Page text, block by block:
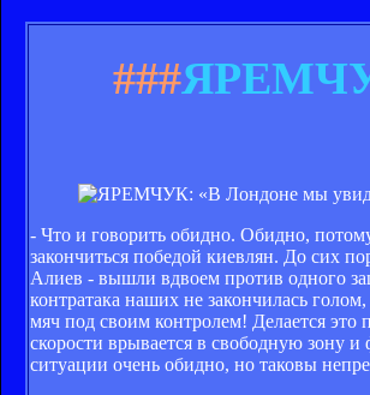
###
- Что и говорить обидно. Обидно,
закончиться победой киевлян. До сих
Алиев - вышли вдвоем против одного
контратака наших не закончилась
мяч под своим контролем! Делается это
скорости врывается в свободную зону
ситуации очень обидно, но таковы